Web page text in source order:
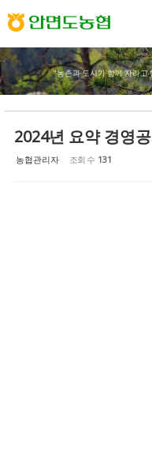
"농촌과 도시가 함께 자라고
2024년 요약 경영
농협관리자 조회 수 131